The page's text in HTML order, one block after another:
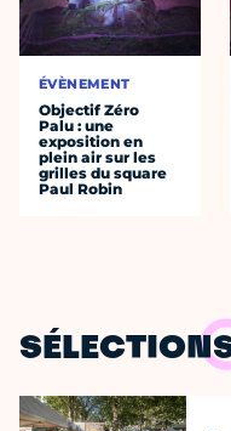
ÉVÈNEMENT
Objectif Zéro
Palu : une
exposition en
plein air sur les
grilles du square
Paul Robin